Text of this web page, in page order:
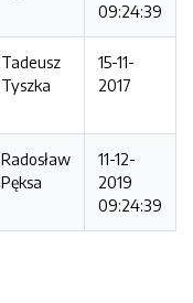
09:24:39
Tadeusz
Tyszka
15-11-
2017
Radosław
Pęksa
11-12-
2019
09:24:39